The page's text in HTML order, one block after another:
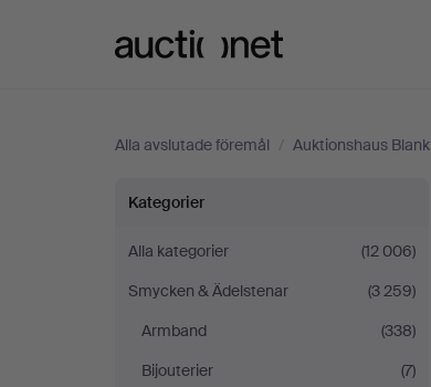
Alla avslutade föremål / Auktionshaus Blank
Örhängen
på
Auktionshaus
Blank
Kategorier
Alla kategorier
(12 006)
Smycken & Ädelstenar
(3 259)
Armband
(338)
Bijouterier
(7)